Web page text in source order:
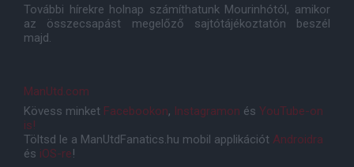
További hírekre holnap számíthatunk Mourinhótól, amikor
az összecsapást megelőző sajtótájékoztatón beszél
majd.
ManUtd.com
Kövess minket Facebookon, Instagramon és YouTube-on
is!
Töltsd le a ManUtdFanatics.hu mobil applikációt Androidra
és iOS-re!